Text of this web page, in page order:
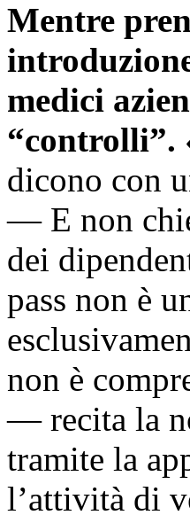
Mentre
medici
“controlli”.
dicono con
— E non
dei
pass non è
non è
— recita la
tramite la
l’attività di